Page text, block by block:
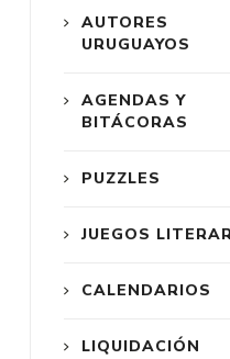
AUTORES
URUGUAYOS
AGENDAS Y
BITÁCORAS
PUZZLES
JUEGOS
CALENDARIOS
LIQUIDACIÓN